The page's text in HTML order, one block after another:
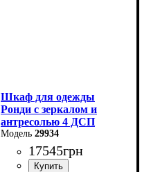
Шкаф для одежды
Ронди с зеркалом и
антресолью 4 ДСП
29934
17545грн